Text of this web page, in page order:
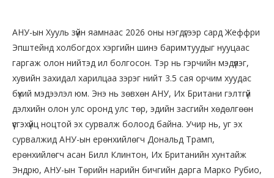
АНУ-ын Хууль зүйн яамнаас 2026 оны нэгдүгээр сард Жеффри
Эпштейнд холбогдох хэргийн шинэ баримтуудыг нууцаас
гаргаж олон нийтэд ил болгосон. Тэр нь гэрчийн мэдүүлэг,
хувийн захидал харилцаа зэрэг нийт 3.5 сая орчим хуудас
бүхий мэдээлэл юм. Энэ нь зөвхөн АНУ, Их Британи гэлтгүй
дэлхийн олон улс оронд улс төр, эдийн засгийн хөдөлгөөн
үүсгэхүйц ноцтой эх сурвалж болоод байна. Учир нь, уг эх
сурвалжид АНУ-ын ерөнхийлөгч Дональд Трамп,
ерөнхийлөгч асан Билл Клинтон, Их Британийн хунтайж
Эндрю, АНУ-ын Төрийн нарийн бичгийн дарга Марко Рубио,